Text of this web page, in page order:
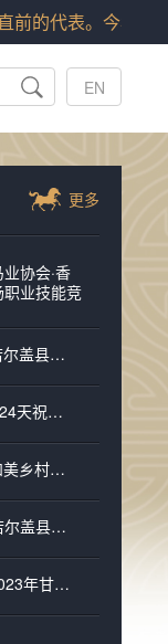
代表。今年是
EN
更多
协会·香
业技能竞
中华民族大赛马·若尔盖县黄河河曲马第十一届安多赛马节
中华民族大赛马·2024天祝县“二月二”民族传统赛马大会
中华民族大赛马·和美乡村系列赛（内蒙古·太仆寺旗）
中华民族大赛马·若尔盖县黄河河曲马第十届安多赛马节
中华民族大赛马·2023年甘肃岷县文化旅游赛马节